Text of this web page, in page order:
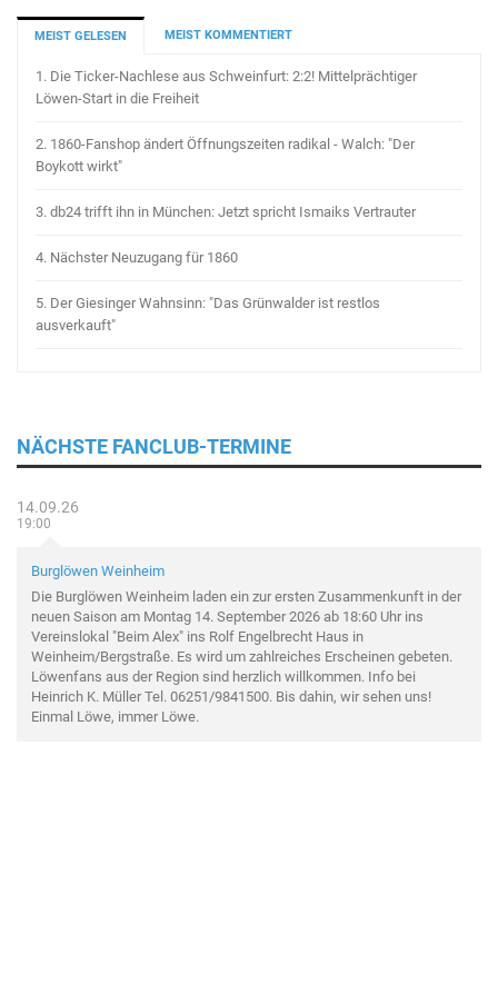
MEIST GELESEN MEIST KOMMENTIERT
1. Die Ticker-Nachlese aus Schweinfurt: 2:2! Mittelprächtiger
Löwen-Start in die Freiheit
2. 1860-Fanshop ändert Öffnungszeiten radikal - Walch: "Der
Boykott wirkt"
3. db24 trifft ihn in München: Jetzt spricht Ismaiks Vertrauter
4. Nächster Neuzugang für 1860
5. Der Giesinger Wahnsinn: "Das Grünwalder ist restlos
ausverkauft"
NÄCHSTE FANCLUB-TERMINE
14.09.26
19:00
Burglöwen Weinheim
Die Burglöwen Weinheim laden ein zur ersten Zusammenkunft in der
neuen Saison am Montag 14. September 2026 ab 18:60 Uhr ins
Vereinslokal "Beim Alex" ins Rolf Engelbrecht Haus in
Weinheim/Bergstraße. Es wird um zahlreiches Erscheinen gebeten.
Löwenfans aus der Region sind herzlich willkommen. Info bei
Heinrich K. Müller Tel. 06251/9841500. Bis dahin, wir sehen uns!
Einmal Löwe, immer Löwe.